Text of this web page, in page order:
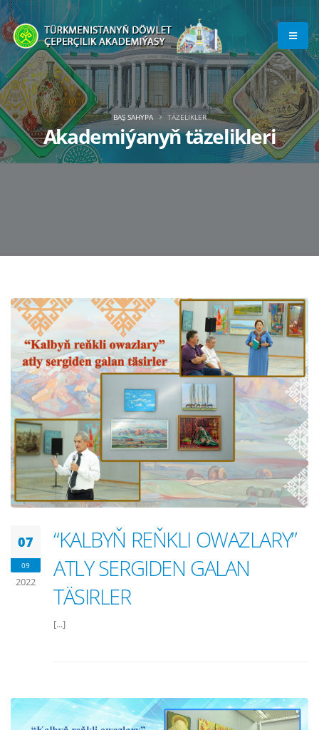
Akademiýanyň täzelikleri
BAŞ SAHYPA TÄZELIKLER
07
09
2022
“KALBYŇ REŇKLI OWAZLARY”
ATLY SERGIDEN GALAN
TÄSIRLER
[...]